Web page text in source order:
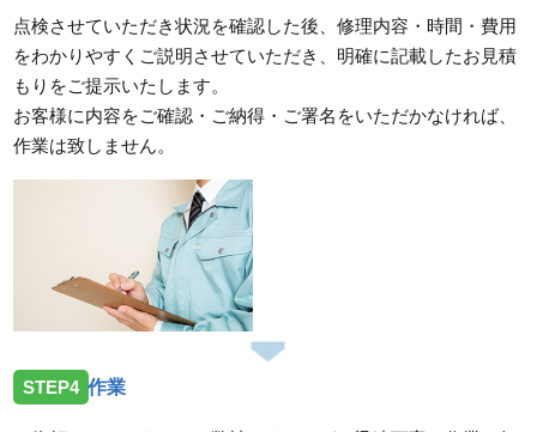
点検させていただき状況を確認した後、修理内容・時間・費用
をわかりやすくご説明させていただき、明確に記載したお見積
もりをご提示いたします。
お客様に内容をご確認・ご納得・ご署名をいただかなければ、
作業は致しません。
STEP4 作業